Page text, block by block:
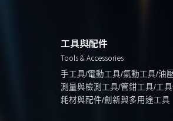
工具與配件
Tools & Accessories
手工具/電動工具/氣動工具/油
測量與檢測工具/管鉗工具/工
耗材與配件/創新與多用途工具